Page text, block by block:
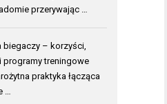
przerywając …
biegaczy – korzyści,
programy treningowe
praktyka łącząca